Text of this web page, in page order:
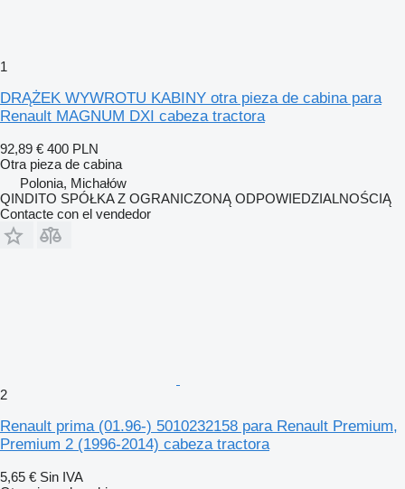
1
DRĄŻEK WYWROTU KABINY otra pieza de cabina para
Renault MAGNUM DXI cabeza tractora
92,89 € 400 PLN
Otra pieza de cabina
Polonia, Michałów
QINDITO SPÓŁKA Z OGRANICZONĄ ODPOWIEDZIALNOŚCIĄ
Contacte con el vendedor
2
Renault prima (01.96-) 5010232158 para Renault Premium,
Premium 2 (1996-2014) cabeza tractora
5,65 € Sin IVA